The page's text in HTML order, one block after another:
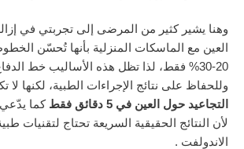
وهنا يشير كثير من المرضى إلى تجربتي في
العين مع الماسكات المنزلية بأنها تُحسّن
20-30% فقط، لذا تظل هذه الأساليب خط
وللحفاظ على نتائج الإجراءات الطبية، لكنها لا
التجاعيد حول العين في 5 دقائق فقط
كما
لأن النتائج الحقيقية السريعة تحتاج لتقنيات
الاندولفت .